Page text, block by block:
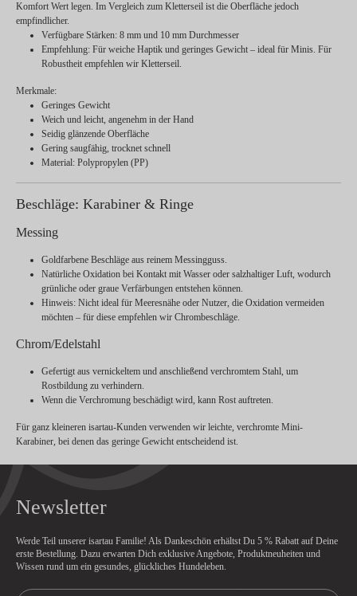
Komfort Wert legen. Im Vergleich zum Kletterseil ist die Oberfläche jedoch
empfindlicher.
Verfügbare Stärken: 8 mm und 10 mm Durchmesser
Empfehlung: Für weiche Haptik und geringes Gewicht – ideal für Minis. Für
Robustheit empfehlen wir Kletterseil.
Merkmale:
Geringes Gewicht
Weich und leicht, angenehm in der Hand
Seidig glänzende Oberfläche
Gering saugfähig, trocknet schnell
Material: Polypropylen (PP)
Beschläge: Karabiner & Ringe
Messing
Goldfarbene Beschläge aus reinem Messingguss.
Natürliche Oxidation bei Kontakt mit Wasser oder salzhaltiger Luft, wodurch
grünliche oder graue Verfärbungen entstehen können.
Hinweis: Nicht ideal für Meeresnähe oder Nutzer, die Oxidation vermeiden
möchten – für diese empfehlen wir Chrombeschläge.
Chrom/Edelstahl
Gefertigt aus vernickeltem und anschließend verchromtem Stahl, um
Rostbildung zu verhindern.
Wenn die Verchromung beschädigt wird, kann Rost auftreten.
Für ganz kleineren isartau-Kunden verwenden wir leichte, verchromte Mini-
Karabiner, bei denen das geringe Gewicht entscheidend ist.
Newsletter
Werde Teil unserer isartau Familie! Als Dankeschön erhältst Du 5 % Rabatt auf Deine
erste Bestellung. Dazu erwarten Dich exklusive Angebote, Produktneuheiten und
Wissen rund um ein gesundes, glückliches Hundeleben.